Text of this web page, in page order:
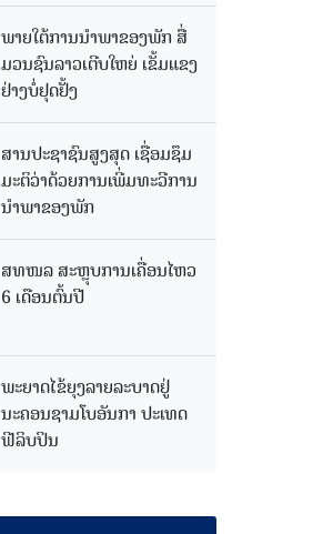
ພາຍໃຕ້ການນໍາພາຂອງພັກ ສື່
ມວນຊົນລາວເຕີບໃຫຍ່ ເຂັ້ມແຂງ
ຢ່າງບໍ່ຢຸດຢັ້ງ
ສານປະຊາຊົນສູງສຸດ ເຊື່ອມຊຶມ
ມະຕິວ່າດ້ວຍການເພີ່ມທະວີການ
ນຳພາຂອງພັກ
ສທໜລ ສະຫຼຸບການເຄື່ອນໄຫວ
6 ເດືອນຕົ້ນປີ
ພະຍາດໄຂ້ຍຸງລາຍລະບາດຢູ່
ນະຄອນຊາມໂບ​ອັນກາ ປະເທດ
ຟີລິບປິນ